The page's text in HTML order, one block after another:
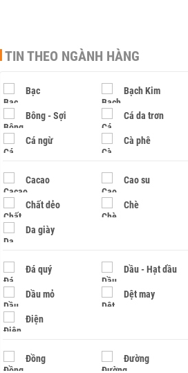
TIN THEO NGÀNH HÀNG
Bạc Bạch Kim
Bông - Sợi Cá da trơn
Cá ngừ Cà phê
Cacao Cao su
Chất dẻo Chè
Da giày
Đá quý Dầu - Hạt dầu
Dầu mỏ Dệt may
Điện
Đồng Đường